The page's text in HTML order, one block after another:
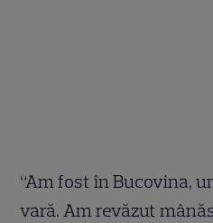
“Am fost în Bucovina,
vară. Am revăzut